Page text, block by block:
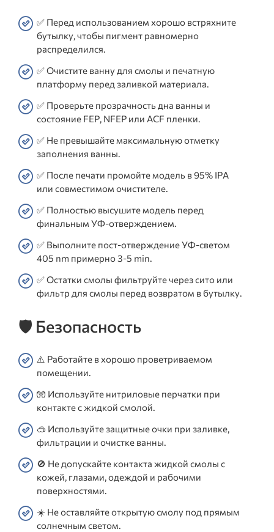
✅ Перед использованием хорошо встряхните
бутылку, чтобы пигмент равномерно
распределился.
✅ Очистите ванну для смолы и печатную
платформу перед заливкой материала.
✅ Проверьте прозрачность дна ванны и
состояние FEP, NFEP или ACF пленки.
✅ Не превышайте максимальную отметку
заполнения ванны.
✅ После печати промойте модель в 95% IPA
или совместимом очистителе.
✅ Полностью высушите модель перед
финальным УФ-отверждением.
✅ Выполните пост-отверждение УФ-светом
405 nm примерно 3-5 min.
✅ Остатки смолы фильтруйте через сито или
фильтр для смолы перед возвратом в бутылку.
🛡️ Безопасность
⚠️ Работайте в хорошо проветриваемом
помещении.
🧤 Используйте нитриловые перчатки при
контакте с жидкой смолой.
🥽 Используйте защитные очки при заливке,
фильтрации и очистке ванны.
🚫 Не допускайте контакта жидкой смолы с
кожей, глазами, одеждой и рабочими
поверхностями.
☀️ Не оставляйте открытую смолу под прямым
солнечным светом.